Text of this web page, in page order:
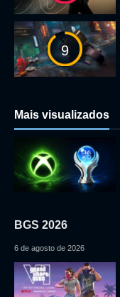
9
Mais visualizados
BGS 2026
6 de agosto de 2026